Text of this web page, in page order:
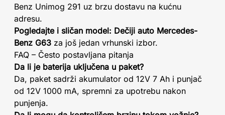
Benz Unimog 291 uz brzu dostavu na kućnu
adresu.
Pogledajte i sličan model: Dečiji auto Mercedes-
Benz G63 za još jedan vrhunski izbor.
FAQ – Često postavljana pitanja
Da li je baterija uključena u paket?
Da, paket sadrži akumulator od 12V 7 Ah i punjač
od 12V 1000 mA, spremni za upotrebu nakon
punjenja.